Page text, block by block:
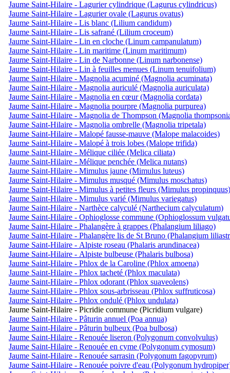
Jaume Saint-Hilaire - Lagurier cylindrique (Lagurus cylindricus)
Jaume Saint-Hilaire - Lagurier ovale (Lagurus ovatus)
Jaume Saint-Hilaire - Lis blanc (Lilium candidum)
Jaume Saint-Hilaire - Lis safrané (Lilium croceum)
Jaume Saint-Hilaire - Lin en cloche (Linum campanulatum)
Jaume Saint-Hilaire - Lin maritime (Linum maritimum)
Jaume Saint-Hilaire - Lin de Narbonne (Linum narbonense)
Jaume Saint-Hilaire - Lin à feuilles menues (Linum tenuifolium)
Jaume Saint-Hilaire - Magnolia acuminé (Magnolia acuminata)
Jaume Saint-Hilaire - Magnolia auriculé (Magnolia auriculata)
Jaume Saint-Hilaire - Magnolia en cœur (Magnolia cordata)
Jaume Saint-Hilaire - Magnolia pourpre (Magnolia purpurea)
Jaume Saint-Hilaire - Magnolia de Thompson (Magnolia
Jaume Saint-Hilaire - Magnolia ombrelle (Magnolia tripetala)
Jaume Saint-Hilaire - Malopé fausse-mauve (Malope malacoides)
Jaume Saint-Hilaire - Malopé à trois lobes (Malope trifida)
Jaume Saint-Hilaire - Mélique ciliée (Melica ciliata)
Jaume Saint-Hilaire - Mélique penchée (Melica nutans)
Jaume Saint-Hilaire - Mimulus jaune (Mimulus luteus)
Jaume Saint-Hilaire - Mimulus musqué (Mimulus moschatus)
Jaume Saint-Hilaire - Mimulus à petites fleurs (Mimulus propinquus)
Jaume Saint-Hilaire - Mimulus varié (Mimulus variegatus)
Jaume Saint-Hilaire - Narthèce calyculé (Narthecium calyculatum)
Jaume Saint-Hilaire - Ophioglosse commune (Ophioglossum
Jaume Saint-Hilaire - Phalangère à grappes (Phalangium liliago)
Jaume Saint-Hilaire - Phalangère lis de St Bruno (Phalangium
Jaume Saint-Hilaire - Alpiste roseau (Phalaris arundinacea)
Jaume Saint-Hilaire - Alpiste bulbeuse (Phalaris bulbosa)
Jaume Saint-Hilaire - Phlox de la Caroline (Phlox amoena)
Jaume Saint-Hilaire - Phlox tacheté (Phlox maculata)
Jaume Saint-Hilaire - Phlox odorant (Phlox suaveolens)
Jaume Saint-Hilaire - Phlox sous-arbrisseau (Phlox suffruticosa)
Jaume Saint-Hilaire - Phlox ondulé (Phlox undulata)
Jaume Saint-Hilaire - Picridie commune (Picridium vulgare)
Jaume Saint-Hilaire - Pâturin annuel (Poa annua)
Jaume Saint-Hilaire - Pâturin bulbeux (Poa bulbosa)
Jaume Saint-Hilaire - Renouée liseron (Polygonum convolvulus)
Jaume Saint-Hilaire - Renouée en cyme (Polygonum cymosum)
Jaume Saint-Hilaire - Renouée sarrasin (Polygonum fagopyrum)
Jaume Saint-Hilaire - Renouée poivre d'eau (Polygonum